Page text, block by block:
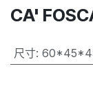
CA'
尺寸: